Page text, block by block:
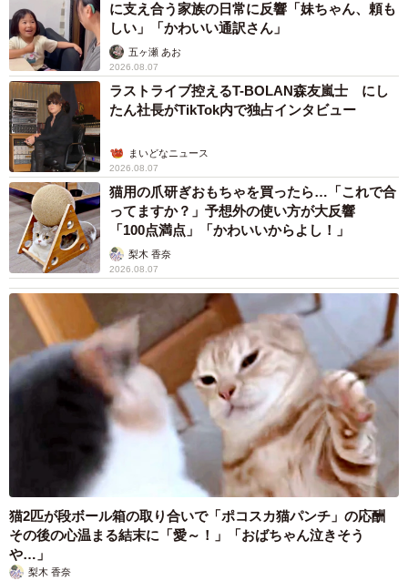
中将:“名古屋の植民地”ですか、その背景は？
岩中:”植民地”には植民地としての”分（ぶん）”がありま
す。”宗主国”を差し置いたりすれば、封建時代のことですか
らロクな目に遭いません。分をわきまえ地味に生きていこ
うという考え方になっていったのはそうした背景がありそ
うです。日本一の生産量を誇る産品を見ても、刃物や換気
扇、食品サンプル、和傘、提灯、枡、盃など、日常生活の
中で主役にはなりにくいものが目立ちます。
中将:なるほど、そう言われてみると、日本一の産品も地味
なものが多いですね。
岩中:その結果、どこにあるかよくわからない、県の名前が
正しく書けない、魅力がないなど、さまざまなマイナスラ
ンキングを見ても、岐阜県はたいてい上位に位置すること
になってしまったのではないでしょうか。かといって、そ
うした現実を打破しようとする風は希薄な感じがします。
これは言うならば”植民地根性”のなせる業のように思えま
す。お役人がたが懸命になっても、住民が一緒になっ
て……ということにはなかなかなりません。
に支え合う家族の日常に反響「妹ちゃん、頼も
しい」「かわいい通訳さん」
五ヶ瀬 あお
2026.08.07
ラストライブ控えるT-BOLAN森友嵐士 にし
たん社長がTikTok内で独占インタビュー
まいどなニュース
2026.08.07
猫用の爪研ぎおもちゃを買ったら…「これで合
ってますか？」予想外の使い方が大反響
「100点満点」「かわいいからよし！」
梨木 香奈
2026.08.07
猫2匹が段ボール箱の取り合いで「ポコスカ猫パンチ」の応酬
その後の心温まる結末に「愛～！」「おばちゃん泣きそう
や…」
梨木 香奈